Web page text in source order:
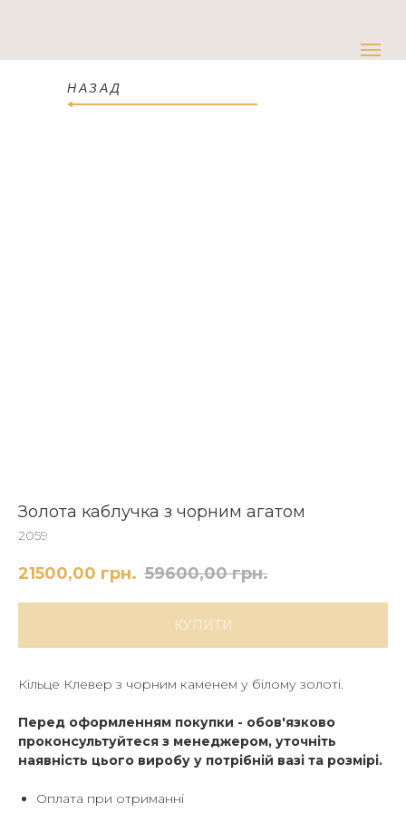
НАЗАД
Золота каблучка з чорним агатом
2059
21500,00 грн. 59600,00 грн.
КУПИТИ
Кільце Клевер з чорним каменем у білому золоті.
Перед оформленням покупки - обов'язково
проконсультуйтеся з менеджером, уточніть
наявність цього виробу у потрібній вазі та розмірі.
Оплата при отриманні